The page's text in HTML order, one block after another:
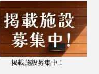
掲載施設募集中！